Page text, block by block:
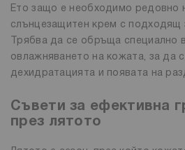
Ето защо е необходимо редовно
слънцезащитен крем с подходящ
Трябва да се обръща специално
овлажняването на кожата, за да
дехидратацията и появата на
Съвети за ефективна
през лятото